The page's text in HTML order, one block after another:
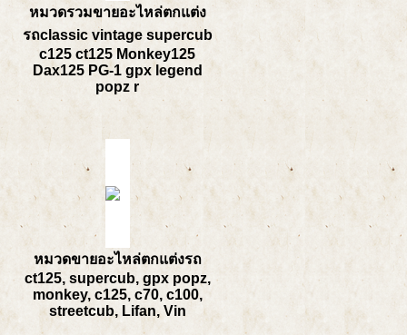
หมวดรวมขายอะไหล่ตกแต่ง
รถclassic vintage supercub
c125 ct125 Monkey125
Dax125 PG-1 gpx legend
popz r
หมวดขายอะไหล่ตกแต่งรถ
ct125, supercub, gpx popz,
monkey, c125, c70, c100,
streetcub, Lifan, Vin